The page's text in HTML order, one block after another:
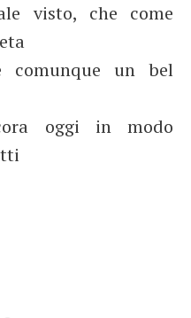
visto, che come
comunque un bel
oggi in modo